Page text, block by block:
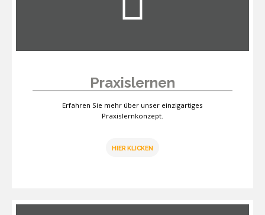
Praxislernen
Erfahren Sie mehr über unser einzigartiges
Praxislernkonzept.
HIER KLICKEN